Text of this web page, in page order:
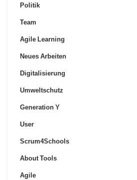
Politik
Team
Agile Learning
Neues Arbeiten
Digitalisierung
Umweltschutz
Generation Y
User
Scrum4Schools
About Tools
Agile